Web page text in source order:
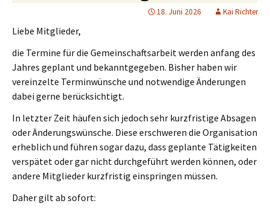
18. Juni 2026 Kai Richter
Liebe Mitglieder,
die Termine für die Gemeinschaftsarbeit werden anfang des
Jahres geplant und bekanntgegeben. Bisher haben wir
vereinzelte Terminwünsche und notwendige Änderungen
dabei gerne berücksichtigt.
In letzter Zeit häufen sich jedoch sehr kurzfristige Absagen
oder Änderungswünsche. Diese erschweren die Organisation
erheblich und führen sogar dazu, dass geplante Tätigkeiten
verspätet oder gar nicht durchgeführt werden können, oder
andere Mitglieder kurzfristig einspringen müssen.
Daher gilt ab sofort: